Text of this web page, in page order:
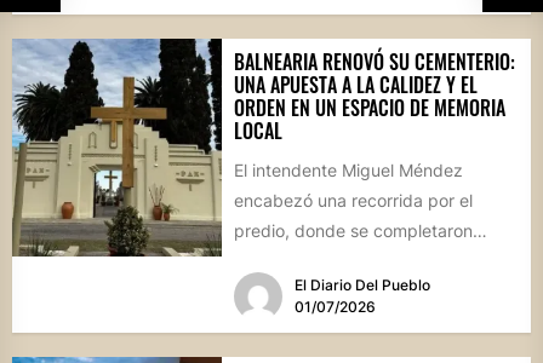
BALNEARIA RENOVÓ SU CEMENTERIO:
UNA APUESTA A LA CALIDEZ Y EL
ORDEN EN UN ESPACIO DE MEMORIA
LOCAL
El intendente Miguel Méndez
encabezó una recorrida por el
predio, donde se completaron
una revalorización...
El Diario Del Pueblo
01/07/2026